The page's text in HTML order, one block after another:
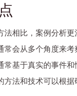
法相比，案例分析
常会从多个角度来
常基于真实的事件
方法和技术可以根